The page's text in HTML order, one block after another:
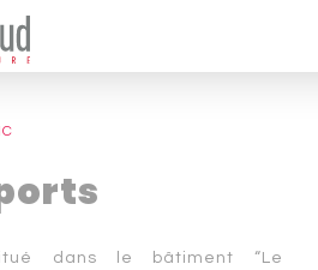
dans le bâtiment “Le